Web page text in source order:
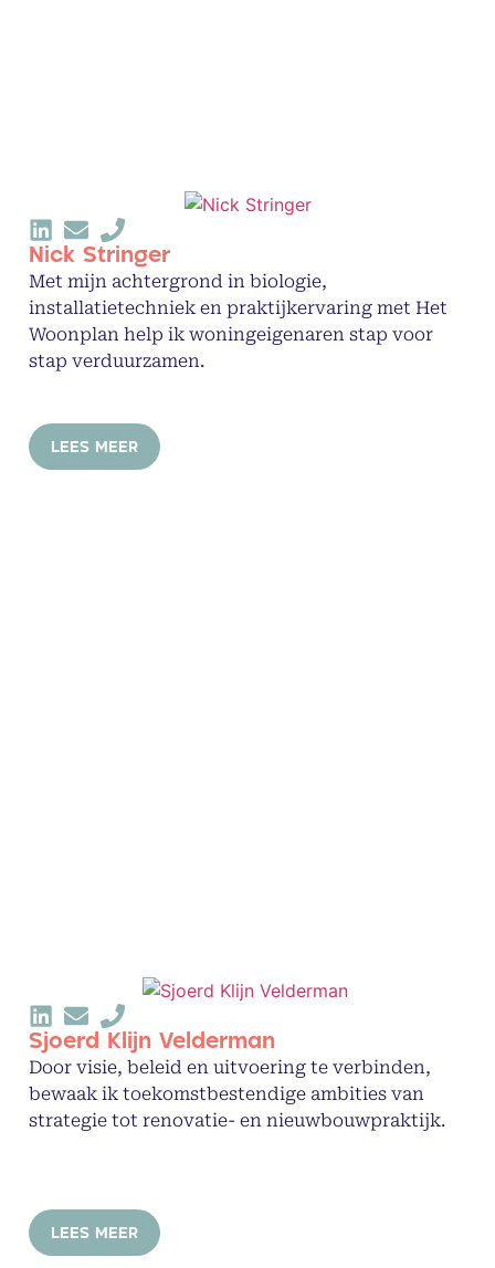
Nick Stringer
Met mijn achtergrond in biologie,
installatietechniek en praktijkervaring met Het
Woonplan help ik woningeigenaren stap voor
stap verduurzamen.
LEES MEER
Sjoerd Klijn Velderman
Door visie, beleid en uitvoering te verbinden,
bewaak ik toekomstbestendige ambities van
strategie tot renovatie- en nieuwbouwpraktijk.
LEES MEER